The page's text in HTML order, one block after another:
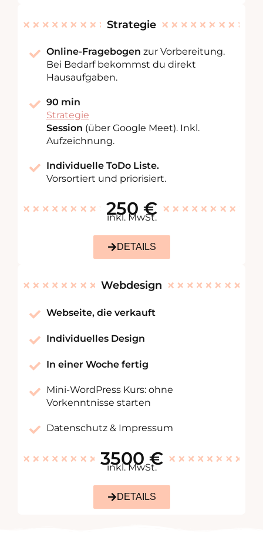
Strategie
Online-Fragebogen zur Vorbereitung.
Bei Bedarf bekommst du direkt
Hausaufgaben.
90 min
Strategie
Session (über Google Meet). Inkl.
Aufzeichnung.
Individuelle ToDo Liste.
Vorsortiert und priorisiert.
250 €
inkl. MwSt.
DETAILS
Webdesign
Webseite, die verkauft
Individuelles Design
In einer Woche fertig
Mini-WordPress Kurs: ohne
Vorkenntnisse starten
Datenschutz & Impressum
3500 €
inkl. MwSt.
DETAILS